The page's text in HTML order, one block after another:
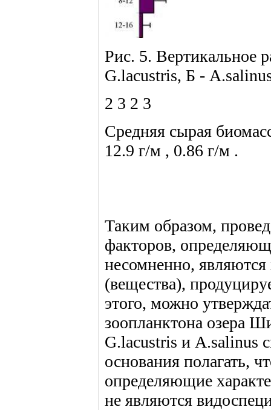
Рис. 5. Вертикальное
G.lacustris, Б -
2 3 2 3
Средняя сырая
12.9 г/м , 0.86 г/м .
Таким образом,
факторов,
несомненно,
(вещества),
этого, можно
зоопланктона озера
G.lacustris и A.salinus
основания полагать,
определяющие
не являются